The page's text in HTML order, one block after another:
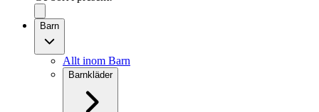
Barn
Allt inom Barn
Barnkläder